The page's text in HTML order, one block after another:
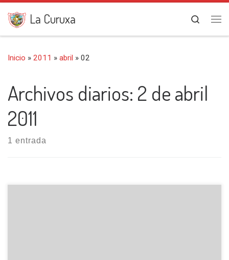
Saltar al contenido
La Curuxa
Search
Inicio » 2011 » abril » 02
Archivos diarios: 2 de abril
2011
1 entrada